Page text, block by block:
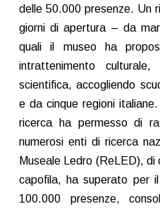
delle 50.000 presenze. Un
giorni di apertura – da
quali il museo ha
intrattenimento
scientifica, accogliendo
e da cinque regioni
ricerca ha permesso di
numerosi enti di ricerca
Museale Ledro (ReLED),
capofila, ha superato per
100.000 presenze,